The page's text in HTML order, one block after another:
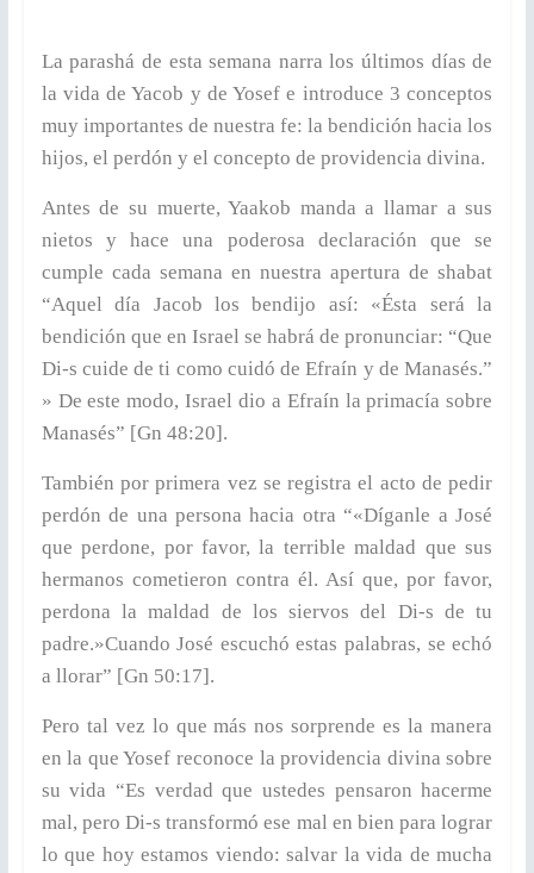
La parashá de esta semana narra los últimos días de
la vida de Yacob y de Yosef e introduce 3 conceptos
muy importantes de nuestra fe: la bendición hacia los
hijos, el perdón y el concepto de providencia divina.
Antes de su muerte, Yaakob manda a llamar a sus
nietos y hace una poderosa declaración que se
cumple cada semana en nuestra apertura de shabat
“Aquel día Jacob los bendijo así: «Ésta será la
bendición que en Israel se habrá de pronunciar: “Que
Di-s cuide de ti como cuidó de Efraín y de Manasés.”
» De este modo, Israel dio a Efraín la primacía sobre
Manasés” [Gn 48:20].
También por primera vez se registra el acto de pedir
perdón de una persona hacia otra “«Díganle a José
que perdone, por favor, la terrible maldad que sus
hermanos cometieron contra él. Así que, por favor,
perdona la maldad de los siervos del Di-s de tu
padre.»Cuando José escuchó estas palabras, se echó
a llorar” [Gn 50:17].
Pero tal vez lo que más nos sorprende es la manera
en la que Yosef reconoce la providencia divina sobre
su vida “Es verdad que ustedes pensaron hacerme
mal, pero Di-s transformó ese mal en bien para lograr
lo que hoy estamos viendo: salvar la vida de mucha